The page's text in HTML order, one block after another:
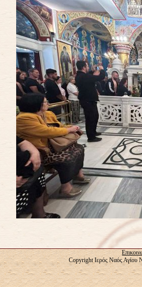
Copyright Ιερός Ναός Αγίου